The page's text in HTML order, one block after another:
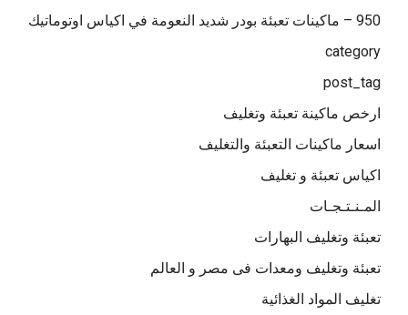
950 – ماكينات تعبئة بودر شديد النعومة في اكياس اوتوماتيك
category
post_tag
ارخص ماكينة تعبئة وتغليف
اسعار ماكينات التعبئة والتغليف
اكياس تعبئة و تغليف
المـنـتـجـات
تعبئة وتغليف البهارات
تعبئة وتغليف ومعدات فى مصر و العالم
تغليف المواد الغذائية